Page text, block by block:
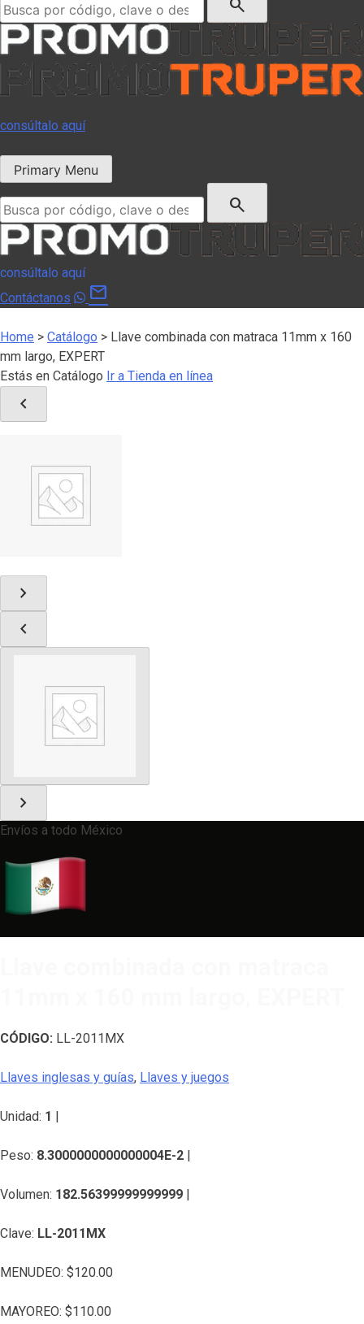
consúltalo aquí
Primary Menu
search
consúltalo aquí
Contáctanos
mail
Home > Catálogo > Llave combinada con matraca 11mm x 160
mm largo, EXPERT
Estás en Catálogo Ir a Tienda en línea
chevron_left
chevron_right
chevron_left
chevron_right
Envíos a todo México
CÓDIGO: LL-2011MX
Llaves inglesas y guías, Llaves y juegos
Unidad: 1 |
Peso: 8.3000000000000004E-2 |
Volumen: 182.56399999999999 |
Clave: LL-2011MX
MENUDEO: $120.00
MAYOREO: $110.00